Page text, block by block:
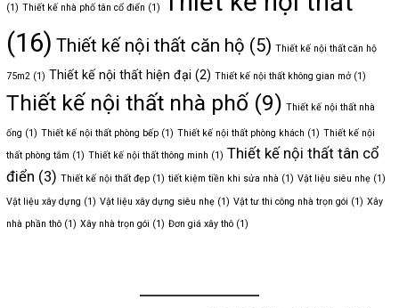
(1) Thiết kế nhà phố tân cổ điển (1)
(16) Thiết kế nội thất căn hộ (5) Thiết kế nội thất căn hộ
75m2 (1) Thiết kế nội thất hiện đại (2) Thiết kế nội thất không gian mở(1)
Thiết kế nội thất nhà phố (9) Thiết kế nội thất nhà
ống (1) Thiết kế nội thất phòng bếp (1) Thiết kế nội thất phòng khách (1) Thiết kế nội
thất phòng tắm (1) Thiết kế nội thất thông minh (1) Thiết kế nội thất tân cổ
điển (3) Thiết kế nội thất đẹp (1) tiết kiệm tiền khi sửa nhà (1) Vật liệu siêu nhẹ (1)
Vật liệu xây dựng (1) Vật liệu xây dựng siêu nhẹ (1) Vật tư thi công nhà trọn gói (1) Xây
nhà phần thô (1) Xây nhà trọn gói (1) Đơn giá xây thô (1)